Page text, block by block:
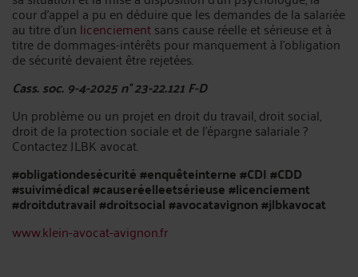
cour d'appel a pu en déduire que les demandes de la salariée
au titre d'un licenciementsans cause réelle et sérieuse et à
titre de dommages-intérêts pour manquement à l'obligation
de sécurité devaient être rejetées.
Cass. soc. 9-4-2025 n° 23-22.121 F-D
Un problème ou un projet en droit du travail, droit social,
droit de la protection sociale et de l’épargne salariale ?
Contactez JLBK avocat.
#obligationdesécurité#enquêteinterne#CDI #CDD
#suivimédical#causeréelleetsérieuse#licenciement
#droitdutravail#droitsocial#avocatavignon#jlbkavocat
www.klein-avocat-avignon.fr